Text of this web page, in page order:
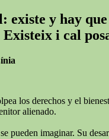
existe y hay
i cal
los derechos y el
alienado.
pueden imaginar. Su